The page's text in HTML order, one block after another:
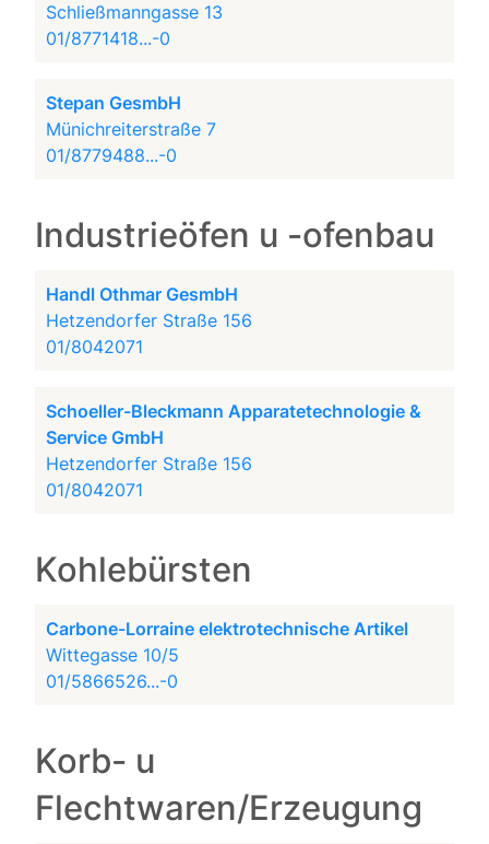
Schließmanngasse 13
01/8771418...-0
Stepan GesmbH
Münichreiterstraße 7
01/8779488...-0
Industrieöfen u -ofenbau
Handl Othmar GesmbH
Hetzendorfer Straße 156
01/8042071
Schoeller-Bleckmann Apparatetechnologie &
Service GmbH
Hetzendorfer Straße 156
01/8042071
Kohlebürsten
Carbone-Lorraine elektrotechnische Artikel
Wittegasse 10/5
01/5866526...-0
Korb- u
Flechtwaren/Erzeugung